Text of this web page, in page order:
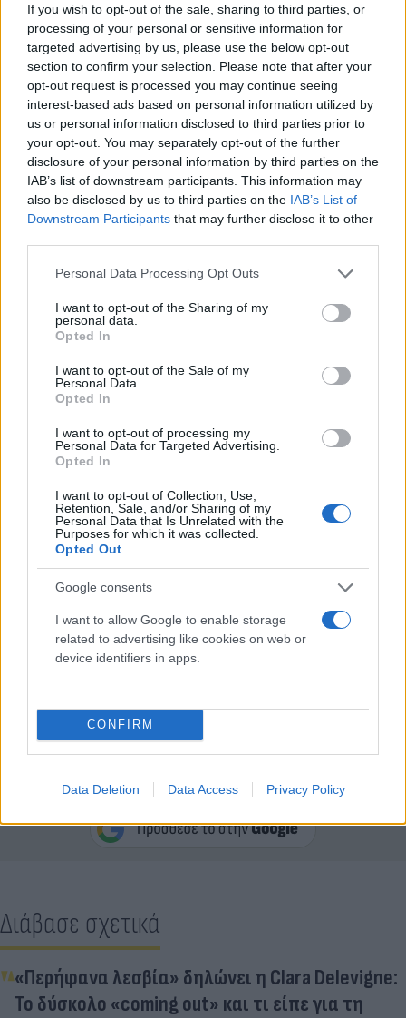
If you wish to opt-out of the sale, sharing to third parties, or
processing of your personal or sensitive information for
targeted advertising by us, please use the below opt-out
section to confirm your selection. Please note that after your
opt-out request is processed you may continue seeing
interest-based ads based on personal information utilized by
us or personal information disclosed to third parties prior to
your opt-out. You may separately opt-out of the further
disclosure of your personal information by third parties on the
IAB’s list of downstream participants. This information may
also be disclosed by us to third parties on the IAB’s List of
Downstream Participants that may further disclose it to other
Please note that this website/app uses one or more Google
not limited to your visit or usage behaviour. You may click to
grant or deny consent to Google and its third-party tags to
use your data for below specified purposes in below Google
consent section.
Personal Data Processing Opt Outs
I want to opt-out of the Sharing of my
personal data.
Opted In
I want to opt-out of the Sale of my
Personal Data.
Opted In
I want to opt-out of processing my
Personal Data for Targeted Advertising.
Opted In
I want to opt-out of Collection, Use,
Retention, Sale, and/or Sharing of my
Personal Data that Is Unrelated with the
Purposes for which it was collected.
Opted Out
Google consents
I want to allow Google to enable storage
related to advertising like cookies on web or
device identifiers in apps.
CONFIRM
Data Deletion Data Access Privacy Policy
τον οποίο είχε πολύ ισχυρό δεσμό. Ενδεικτικό της
πραγματικότητας που βίωνε ο 24χρονος στο σπίτι
του, είναι μία ανάρτηση από τις 12 Οκτωβρίου 2022
στην οποία έγραφε:«Παιδιά, είναι άσχημο να
σκέφτεσαι ότι ένας πατέρας προτιμά να σε δει
νεκρό παρά γκέι»...
Κάνε κλικ και δες περισσότερο
Flash.grστην αναζήτηση τηςGoogle
Διάβασε σχετικά
«Περήφανα λεσβία» δηλώνει η Clara Delevigne:
Το δύσκολο «coming out» και τι είπε για τη